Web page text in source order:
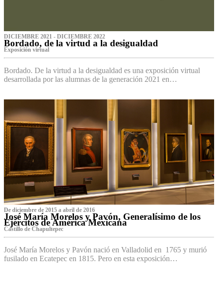
DICIEMBRE 2021 - DICIEMBRE 2022
Bordado, de la virtud a la desigualdad
Exposición virtual‌
Bordado. De la virtud a la desigualdad es una exposición virtual
desarrollada por las alumnas de la generación 2021 en…
De diciembre de 2015 a abril de 2016
José María Morelos y Pavón, Generalísimo de los
Ejércitos de América Mexicana
C‌astillo de Chapultepec
José María Morelos y Pavón nació en Valladolid en 1765 y murió
fusilado en Ecatepec en 1815. Pero en esta exposición…